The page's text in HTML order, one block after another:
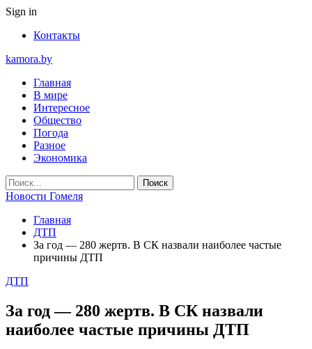
Sign in
Контакты
kamora.by
Главная
В мире
Интересное
Общество
Погода
Разное
Экономика
Новости Гомеля
Главная
ДТП
За год — 280 жертв. В СК назвали наиболее частые
причины ДТП
ДТП
За год — 280 жертв. В СК назвали
наиболее частые причины ДТП